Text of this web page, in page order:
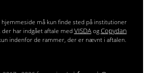
må kun finde sted på institutioner
har indgået aftale med VISDAogCopydan
indenfor de rammer, der er nævnt i aftalen.